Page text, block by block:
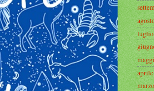
luglio
aprile
marzo